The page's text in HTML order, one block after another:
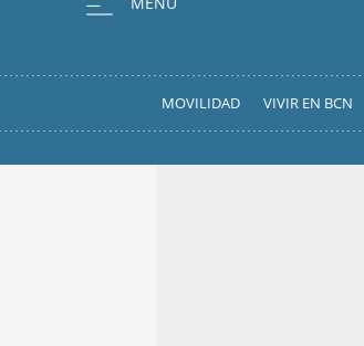
MOVILIDAD VIVIR EN BCN